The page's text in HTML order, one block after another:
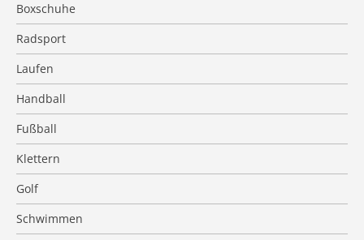
Boxschuhe
Radsport
Laufen
Handball
Fußball
Klettern
Golf
Schwimmen